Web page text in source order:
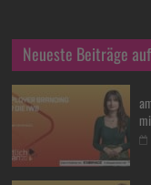
Neueste Beiträge auf